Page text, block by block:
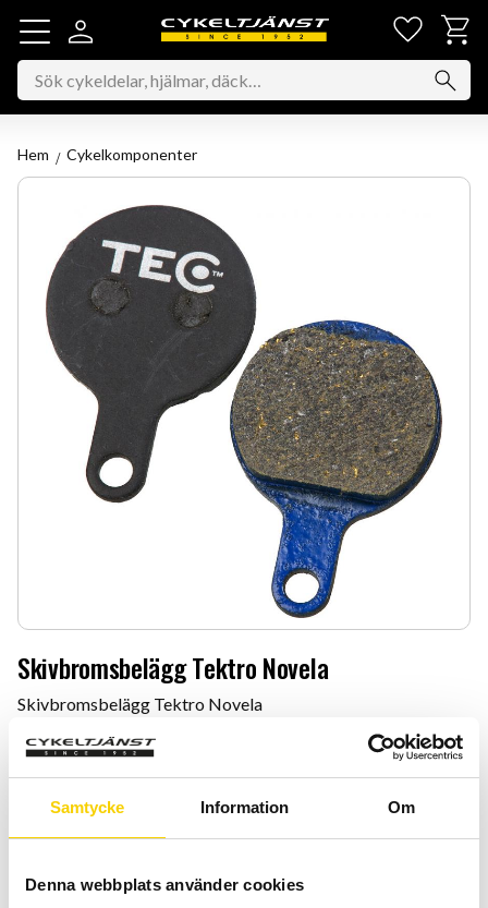
Samtycke Information Om
Denna webbplats använder cookies
Meny
Hem Cykelkomponenter
Skivbromsbelägg Tektro Novela
Skivbromsbelägg Tektro Novela
149:-
Antal
+
-
KÖP